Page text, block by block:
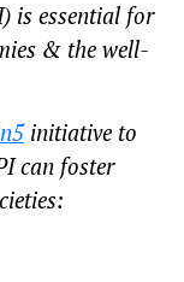
is essential for
& the well-
initiative to
can foster